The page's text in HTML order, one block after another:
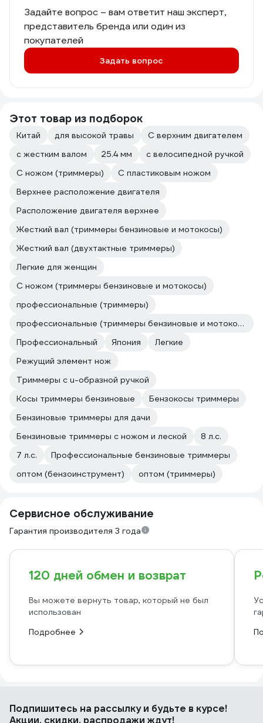
Задайте вопрос – вам ответит наш эксперт,
представитель бренда или один из
покупателей
Задать вопрос
Этот товар из подборок
Китай для высокой травы
С верхним двигателем
с жестким валом
25.4 мм
с велосипедной ручкой
С ножом (триммеры)
С пластиковым ножом
Верхнее расположение двигателя
Расположение двигателя верхнее
Жесткий вал (триммеры бензиновые и мотокосы)
Жесткий вал (двухтактные триммеры)
Легкие для женщин
С ножом (триммеры бензиновые и мотокосы)
профессиональные (триммеры)
профессиональные (триммеры бензиновые и мотокосы)
Профессиональный
Япония
Легкие
Режущий элемент нож
Триммеры с u-образной ручкой
Косы триммеры бензиновые
Бензокосы триммеры
Бензиновые триммеры для дачи
Бензиновые триммеры с ножом и леской
8 л.с.
7 л.с.
Профессиональные бензиновые триммеры
оптом (бензоинструмент)
оптом (триммеры)
Сервисное обслуживание
Гарантия производителя 3 года
120 дней обмен и возврат
Вы можете вернуть товар, который не был
использован
Подробнее
Подпишитесь на рассылкуи будьте в курсе!
Акции, скидки, распродажи ждут!